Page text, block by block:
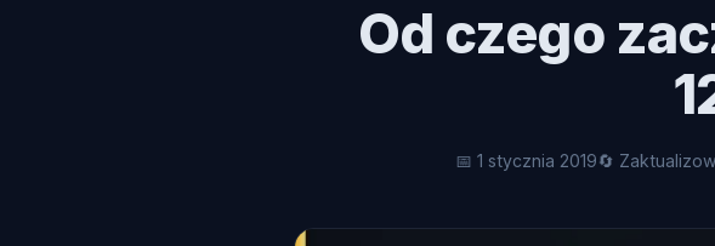
Od czego
📅 1 stycznia 2019🔄